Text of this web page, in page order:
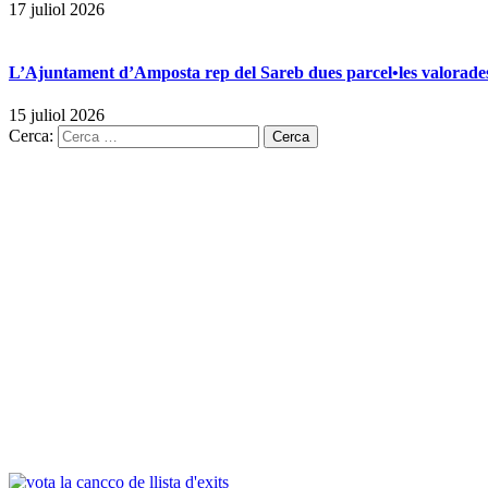
17 juliol 2026
L’Ajuntament d’Amposta rep del Sareb dues parcel•les
15 juliol 2026
Cerca: